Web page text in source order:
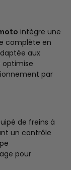
intègre une
complète en
aux
optimise
par
de freins à
un contrôle
pour